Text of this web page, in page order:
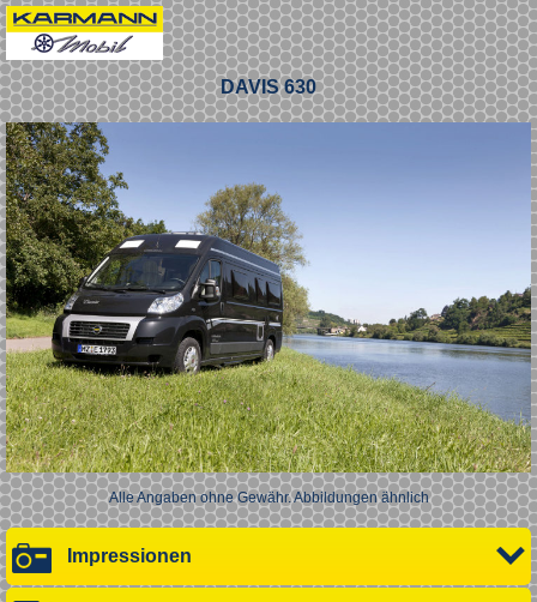
DAVIS 630
Alle Angaben ohne Gewähr. Abbildungen ähnlich
Impressionen